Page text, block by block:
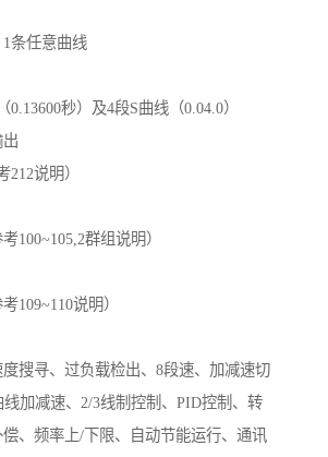
条任意曲线
0.13600秒）及4段S曲线（0.04.0）
212说明）
100~105,2群组说明）
109~110说明）
搜寻、过负载检出、8段速、加减速切
线加减速、2/3线制控制、PID控制、转
、频率上/下限、自动节能运行、通讯